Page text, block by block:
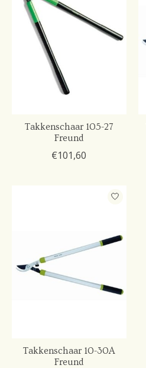
Takkenschaar 105-27
Freund
€101,60
Takkenschaar 10-30A
Freund